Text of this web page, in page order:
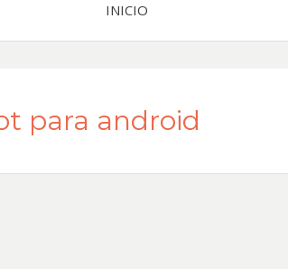
INICIO
para android